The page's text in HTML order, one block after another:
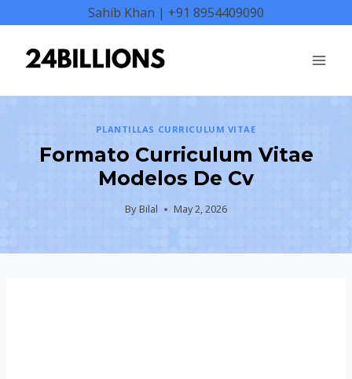
content
Sahib Khan | +91 8954409090
PLANTILLAS CURRICULUM VITAE
Formato Curriculum Vitae
Modelos De Cv
ByBilal May 2, 2026